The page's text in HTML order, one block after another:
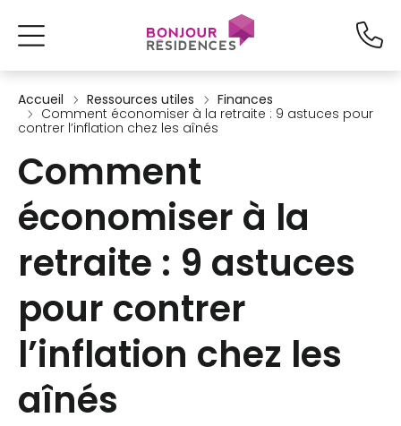
Accueil Ressources utiles
Finances
Comment économiser à la retraite : 9 astuces pour
contrer l’inflation chez les aînés
Comment
économiser à la
retraite : 9 astuces
pour contrer
l’inflation chez les
aînés